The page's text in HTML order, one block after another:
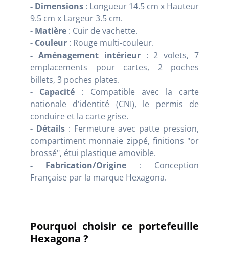
- Dimensions : Longueur 14.5 cm x Hauteur
9.5 cm x Largeur 3.5 cm.
- Matière : Cuir de vachette.
- Couleur : Rouge multi-couleur.
- Aménagement intérieur: 2 volets, 7
emplacements pour cartes, 2 poches
billets, 3 poches plates.
- Capacité : Compatible avec la carte
nationale d'identité (CNI), le permis de
conduire et la carte grise.
- Détails: Fermeture avec patte pression,
compartiment monnaie zippé, finitions "or
brossé", étui plastique amovible.
- Fabrication/Origine : Conception
Française par la marque Hexagona.
Pourquoi choisir ce portefeuille
Hexagona ?